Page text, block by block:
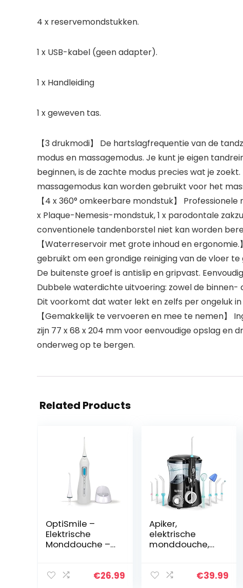
4 x reservemondstukken.
1 x USB-kabel (geen adapter).
1 x Handleiding
1 x geweven tas.
【3 drukmodi】 De hartslagfrequentie van de
modus en massagemodus. Je kunt je eigen
beginnen, is de zachte modus precies wat je
massagemodus kan worden gebruikt voor het
【4 x 360° omkeerbare mondstuk】
x Plaque-Nemesis-mondstuk, 1 x parodontale
conventionele tandenborstel niet kan worden
【Waterreservoir met grote inhoud en
gebruikt om een grondige reiniging van de vloer
De buitenste groef is antislip en gripvast.
Dubbele waterdichte uitvoering: zowel de
Dit voorkomt dat water lekt en zelfs per ongeluk
【Gemakkelijk te vervoeren en mee te nemen】
zijn 77 x 68 x 204 mm voor eenvoudige opslag
onderweg op te bergen.
Related Products
OptiSmile –
Elektrische
Monddouche –
Oplaadbaar –
€26.99
Apiker,
elektrische
monddouche,
tanden,
€39.99